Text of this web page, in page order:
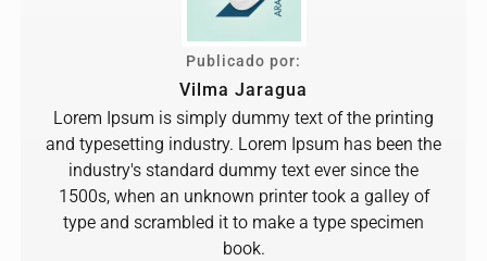
Publicado por:
Vilma Jaragua
Lorem Ipsum is simply dummy text of the printing
and typesetting industry. Lorem Ipsum has been the
industry's standard dummy text ever since the
1500s, when an unknown printer took a galley of
type and scrambled it to make a type specimen
book.